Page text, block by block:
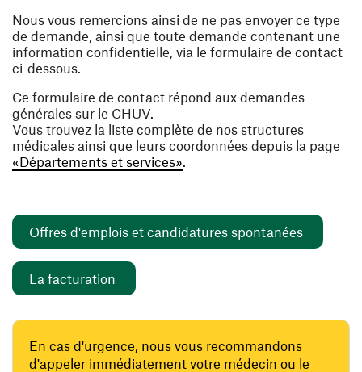
Nous vous remercions ainsi de ne pas envoyer ce type
de demande, ainsi que toute demande contenant une
information confidentielle, via le formulaire de contact
ci-dessous.
Ce formulaire de contact répond aux demandes
générales sur le CHUV.
Vous trouvez la liste complète de nos structures
médicales ainsi que leurs coordonnées depuis la page
«Départements et services».
Offres d'emplois et candidatures spontanées
La facturation
En cas d'urgence, nous vous recommandons
d'appeler immédiatement votre médecin ou le